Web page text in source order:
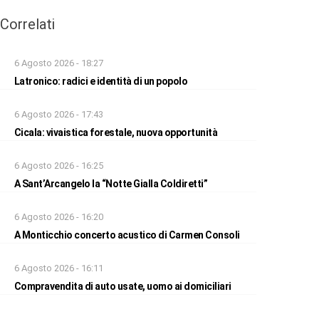
Correlati
6 Agosto 2026 - 18:27
Latronico: radici e identità di un popolo
6 Agosto 2026 - 17:43
Cicala: vivaistica forestale, nuova opportunità
6 Agosto 2026 - 16:25
A Sant’Arcangelo la “Notte Gialla Coldiretti”
6 Agosto 2026 - 16:20
A Monticchio concerto acustico di Carmen Consoli
6 Agosto 2026 - 16:11
Compravendita di auto usate, uomo ai domiciliari